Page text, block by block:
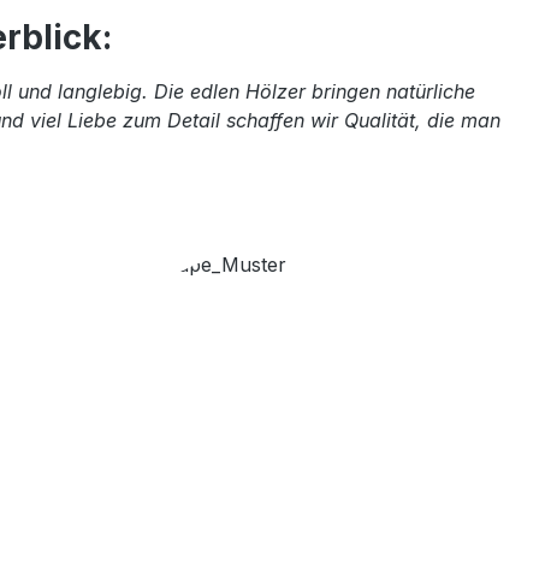
und langlebig. Die edlen Hölzer bringen natürliche
viel Liebe zum Detail schaffen wir Qualität, die man